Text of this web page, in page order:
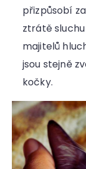
přizpůsobí
ztrátě
majitelů
jsou stejně
kočky.